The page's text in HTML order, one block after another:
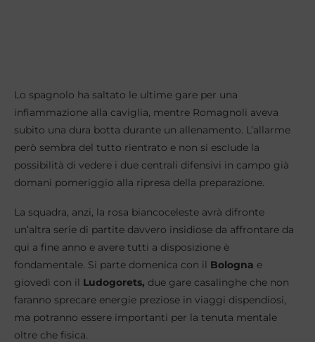
Lo spagnolo ha saltato le ultime gare per una
infiammazione alla caviglia, mentre Romagnoli aveva
subito una dura botta durante un allenamento. L’allarme
però sembra del tutto rientrato e non si esclude la
possibilità di vedere i due centrali difensivi in campo già
domani pomeriggio alla ripresa della preparazione.
La squadra, anzi, la rosa biancoceleste avrà difronte
un’altra serie di partite davvero insidiose da affrontare da
qui a fine anno e avere tutti a disposizione è
fondamentale. Si parte domenica con il Bologna e
giovedì con il Ludogorets, due gare casalinghe che non
faranno sprecare energie preziose in viaggi dispendiosi,
ma potranno essere importanti per la tenuta mentale
oltre che fisica.